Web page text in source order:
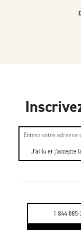
1 844
J'ai lu et j'accepte